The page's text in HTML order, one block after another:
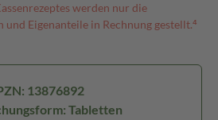
werden nur die
und Eigenanteile in Rechnung gestellt.⁴
13876892
Tabletten